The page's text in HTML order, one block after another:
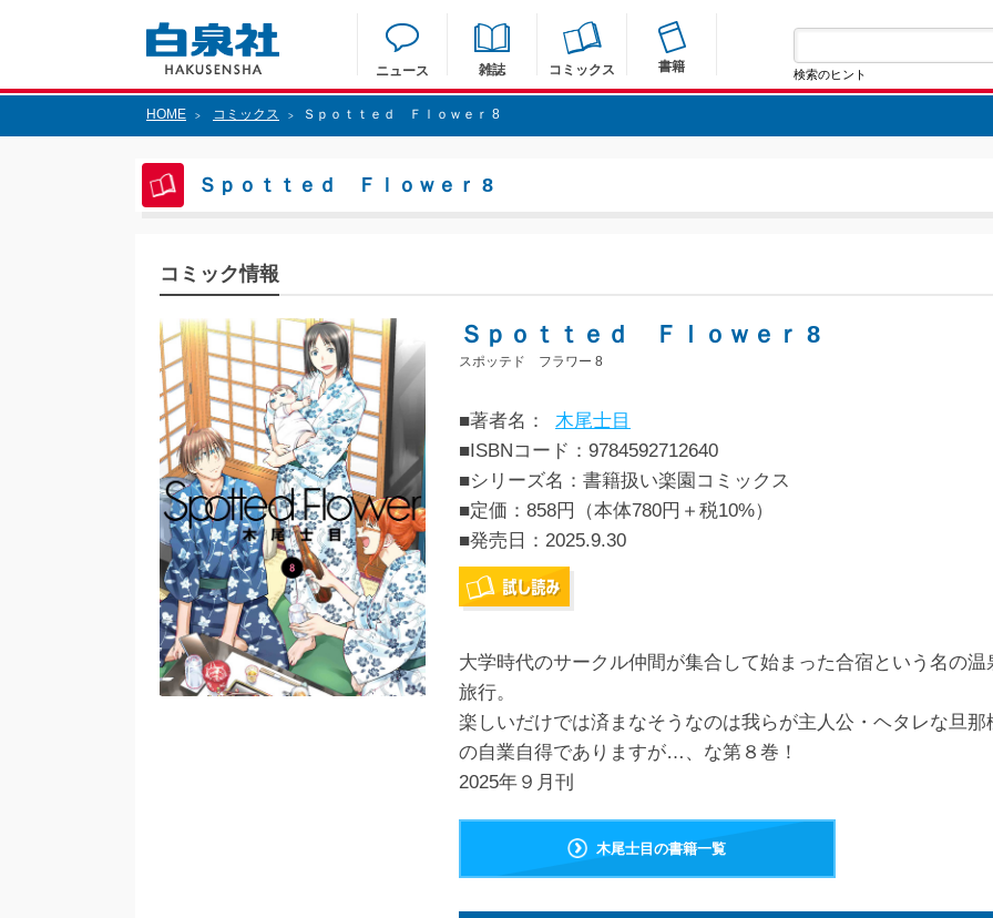
ニュース 雑誌 コミックス 書籍 検索のヒント
HOME > コミックス > Ｓｐｏｔｔｅｄ Ｆｌｏｗｅｒ 8
Ｓｐｏｔｔｅｄ Ｆｌｏｗｅｒ 8
コミック情報
Ｓｐｏｔｔｅｄ Ｆｌｏｗｅｒ 8
スポッテド フラワー 8
■著者名：
木尾士目
■ISBNコード：9784592712640
■シリーズ名：書籍扱い楽園コミックス
■定価：858円（本体780円＋税10%）
■発売日： 2025.9.30
大学時代のサークル仲間が集合して始まった合宿という名の温
旅行。
楽しいだけでは済まなそうなのは我らが主人公・ヘタレな旦那
の自業自得でありますが…、な第８巻！
2025年９月刊
木尾士目の書籍一覧